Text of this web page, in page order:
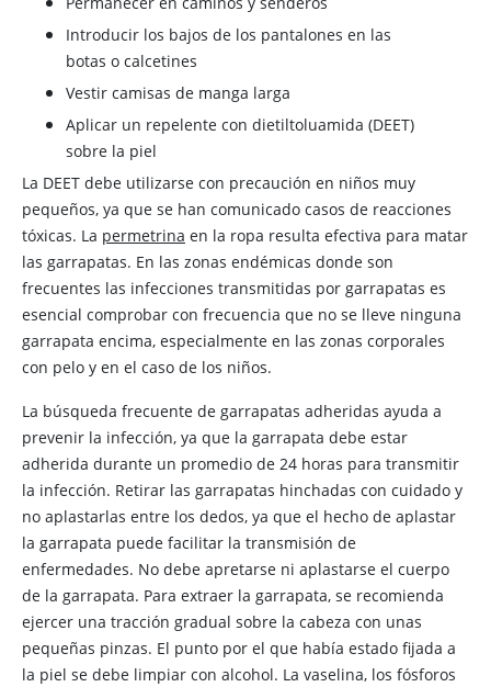
Introducir los bajos de los pantalones en las
botas o calcetines
Vestir camisas de manga larga
Aplicar un repelente con dietiltoluamida (DEET)
sobre la piel
La DEET debe utilizarse con precaución en niños muy
pequeños, ya que se han comunicado casos de reacciones
tóxicas. La permetrina en la ropa resulta efectiva para matar
las garrapatas. En las zonas endémicas donde son
frecuentes las infecciones transmitidas por garrapatas es
esencial comprobar con frecuencia que no se lleve ninguna
garrapata encima, especialmente en las zonas corporales
con pelo y en el caso de los niños.
La búsqueda frecuente de garrapatas adheridas ayuda a
prevenir la infección, ya que la garrapata debe estar
adherida durante un promedio de 24 horas para transmitir
la infección. Retirar las garrapatas hinchadas con cuidado y
no aplastarlas entre los dedos, ya que el hecho de aplastar
la garrapata puede facilitar la transmisión de
enfermedades. No debe apretarse ni aplastarse el cuerpo
de la garrapata. Para extraer la garrapata, se recomienda
ejercer una tracción gradual sobre la cabeza con unas
pequeñas pinzas. El punto por el que había estado fijada a
la piel se debe limpiar con alcohol. La vaselina, los fósforos